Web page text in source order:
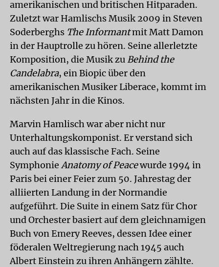
amerikanischen und britischen Hitparaden.
Zuletzt war Hamlischs Musik 2009 in Steven
Soderberghs The Informantmit Matt Damon
in der Hauptrolle zu hören. Seine allerletzte
Komposition, die Musik zu Behind the
Candelabra, ein Biopic über den
amerikanischen Musiker Liberace, kommt im
nächsten Jahr in die Kinos.
Marvin Hamlisch war aber nicht nur
Unterhaltungskomponist. Er verstand sich
auch auf das klassische Fach. Seine
Symphonie Anatomy of Peacewurde 1994 in
Paris bei einer Feier zum 50. Jahrestag der
alliierten Landung in der Normandie
aufgeführt. Die Suite in einem Satz für Chor
und Orchester basiert auf dem gleichnamigen
Buch von Emery Reeves, dessen Idee einer
föderalen Weltregierung nach 1945 auch
Albert Einstein zu ihren Anhängern zählte.